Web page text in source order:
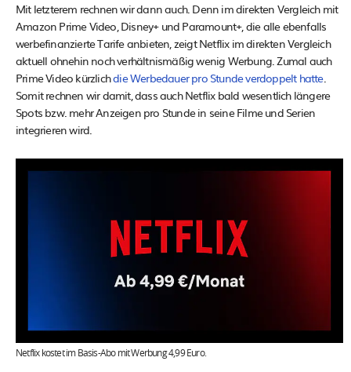
Mit letzterem rechnen wir dann auch. Denn im direkten Vergleich mit
Amazon Prime Video, Disney+ und Paramount+, die alle ebenfalls
werbefinanzierte Tarife anbieten, zeigt Netflix im direkten Vergleich
aktuell ohnehin noch verhältnismäßig wenig Werbung. Zumal auch
Prime Video kürzlichdie Werbedauer pro Stunde verdoppelt hatte.
Somit rechnen wir damit, dass auch Netflix bald wesentlich längere
Spots bzw. mehr Anzeigen pro Stunde in seine Filme und Serien
integrieren wird.
Netflix kostet im Basis-Abo mit Werbung 4,99 Euro.